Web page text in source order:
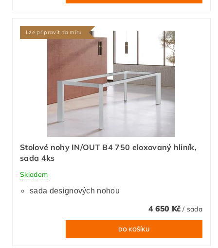
Lze připravit na míru
Stolové nohy IN/OUT B4 750 eloxovaný hliník,
sada 4ks
Skladem
sada designových nohou
4 650 Kč/ sada